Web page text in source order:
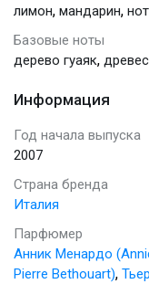
лимон, мандарин,
Базовые ноты
дерево гуаяк,
Информация
Год начала выпуска
2007
Страна бренда
Италия
Парфюмер
Анник Менардо
Pierre Bethouart),